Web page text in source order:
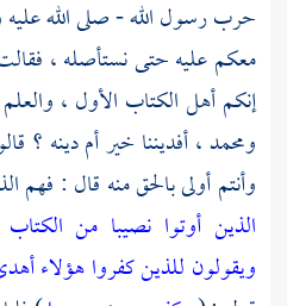
حرب رسول الله - صلى الله
معكم عليه حتى نستأصله ،
إنكم أهل الكتاب الأول ،
ومحمد ،أفديننا خير أم دينه ؟
وأنتم أولى بالحق منه قال : فهم
الذين أوتوا نصيبا من
ويقولون للذين كفروا هؤلاء